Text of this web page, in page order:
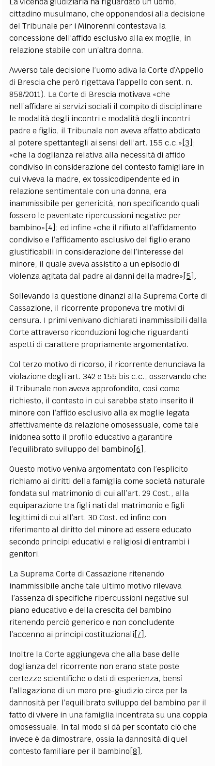
cittadino musulmano, che opponendosi alla decisione
del Tribunale per i Minorenni contestava la
concessione dell’affido esclusivo alla ex moglie, in
relazione stabile con un’altra donna.
Avverso tale decisione l’uomo adiva la Corte d’Appello
di Brescia che però rigettava l’appello con sent. n.
858/2011). La Corte di Brescia motivava «che
nell’affidare ai servizi sociali il compito di disciplinare
le modalità degli incontri e modalità degli incontri
padre e figlio, il Tribunale non aveva affatto abdicato
al potere spettantegli ai sensi dell’art. 155 c.c.» [3] ;
«che la doglianza relativa alla necessità di affido
condiviso in considerazione del contesto famigliare in
cui viveva la madre, ex tossicodipendente ed in
relazione sentimentale con una donna, era
inammissibile per genericità, non specificando quali
fossero le paventate ripercussioni negative per
bambino» [4] ; ed infine «che il rifiuto all’affidamento
condiviso e l’affidamento esclusivo del figlio erano
giustificabili in considerazione dell’interesse del
minore, il quale aveva assistito a un episodio di
violenza agitata dal padre ai danni della madre» [5] .
Sollevando la questione dinanzi alla Suprema Corte di
Cassazione, il ricorrente proponeva tre motivi di
censura. I primi venivano dichiarati inammissibili dalla
Corte attraverso riconduzioni logiche riguardanti
aspetti di carattere propriamente argomentativo.
Col terzo motivo di ricorso, il ricorrente denunciava la
violazione degli art. 342 e 155 bis c.c., osservando che
il Tribunale non aveva approfondito, così come
richiesto, il contesto in cui sarebbe stato inserito il
minore con l’affido esclusivo alla ex moglie legata
affettivamente da relazione omosessuale, come tale
inidonea sotto il profilo educativo a garantire
l’equilibrato sviluppo del bambino [6] .
Questo motivo veniva argomentato con l’esplicito
richiamo ai diritti della famiglia come società naturale
fondata sul matrimonio di cui all’art. 29 Cost., alla
equiparazione tra figli nati dal matrimonio e figli
legittimi di cui all’art. 30 Cost. ed infine con
riferimento al diritto del minore ad essere educato
secondo principi educativi e religiosi di entrambi i
genitori.
La Suprema Corte di Cassazione ritenendo
inammissibile anche tale ultimo motivo rilevava
l’assenza di specifiche ripercussioni negative sul
piano educativo e della crescita del bambino
ritenendo perciò generico e non concludente
l’accenno ai principi costituzionali [7] .
Inoltre la Corte aggiungeva che alla base delle
doglianza del ricorrente non erano state poste
certezze scientifiche o dati di esperienza, bensì
l’allegazione di un mero pre-giudizio circa per la
dannosità per l’equilibrato sviluppo del bambino per il
fatto di vivere in una famiglia incentrata su una coppia
omosessuale. In tal modo si dà per scontato ciò che
invece è da dimostrare, ossia la dannosità di quel
contesto familiare per il bambino [8] .